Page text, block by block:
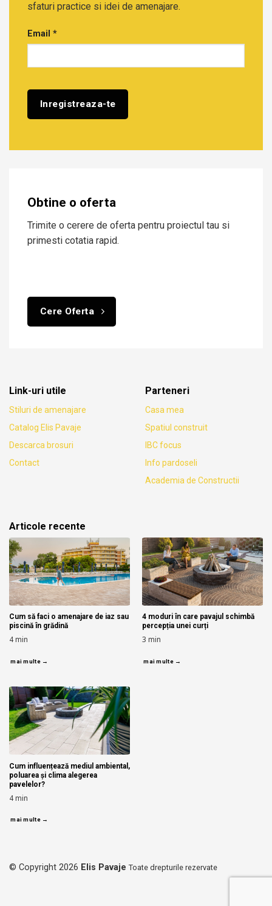
sfaturi practice si idei de amenajare.
Email *
Obtine o oferta
Trimite o cerere de oferta pentru proiectul tau si
primesti cotatia rapid.
Cere Oferta
Link-uri utile
Stiluri de amenajare
Catalog Elis Pavaje
Descarca brosuri
Contact
Parteneri
Casa mea
Spatiul construit
IBC focus
Info pardoseli
Academia de Constructii
Articole recente
Cum să faci o amenajare de iaz sau
piscină în grădină
4min
mai multe →
4 moduri în care pavajul schimbă
percepția unei curți
3 min
mai multe →
Cum influențează mediul ambiental,
poluarea și clima alegerea
pavelelor?
4min
mai multe →
© Copyright 2026 Elis Pavaje Toate drepturile rezervate